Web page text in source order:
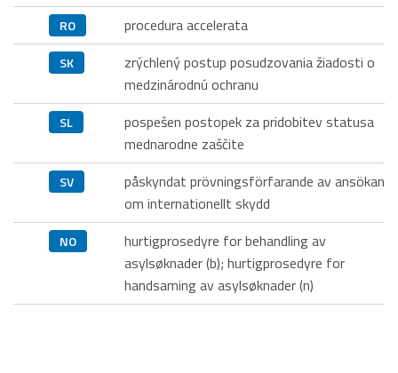
RO procedura accelerata
SK
zrýchlený postup posudzovania žiadosti o
medzinárodnú ochranu
SL
pospešen postopek za pridobitev statusa
mednarodne zaščite
SV
påskyndat prövningsförfarande av ansökan
om internationellt skydd
NO
hurtigprosedyre for behandling av
asylsøknader (b); hurtigprosedyre for
handsaming av asylsøknader (n)